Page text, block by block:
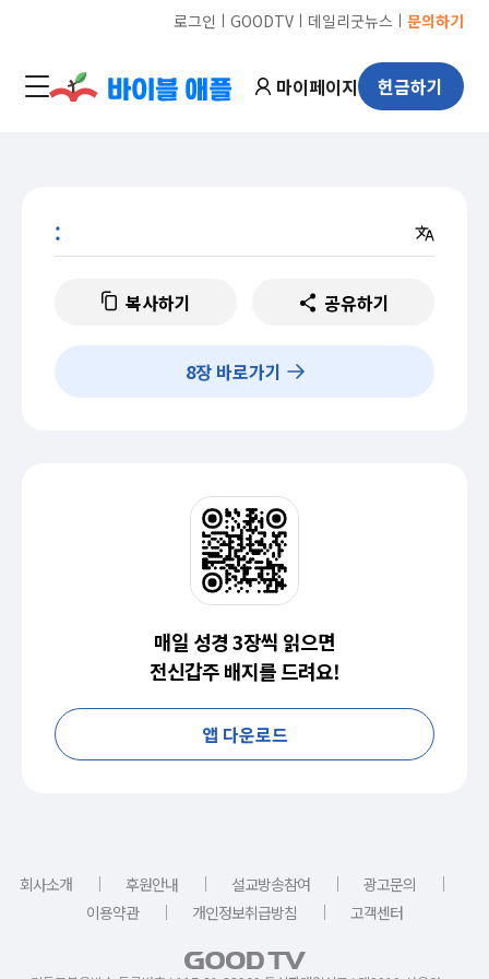
로그인 ㅣ GOODTVㅣ 데일리굿뉴스 ㅣ 문의하기
마이페이지 헌금하기
:
복사하기 공유하기
8장 바로가기
매일 성경 3장씩 읽으면
전신갑주 배지를 드려요!
앱 다운로드
회사소개 ｜ 후원안내 ｜ 설교방송참여 ｜ 광고문의
｜
이용약관
｜ 개인정보취급방침 ｜ 고객센터